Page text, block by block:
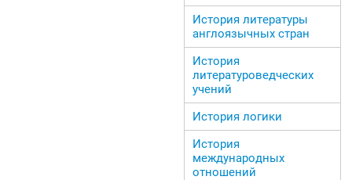
История литературы
англоязычных стран
История
литературоведческих
учений
История логики
История
международных
отношений